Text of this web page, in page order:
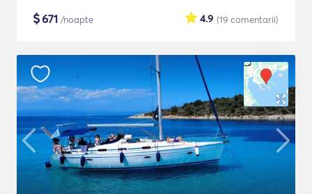
$671 /noapte (19 comentarii)
4.9